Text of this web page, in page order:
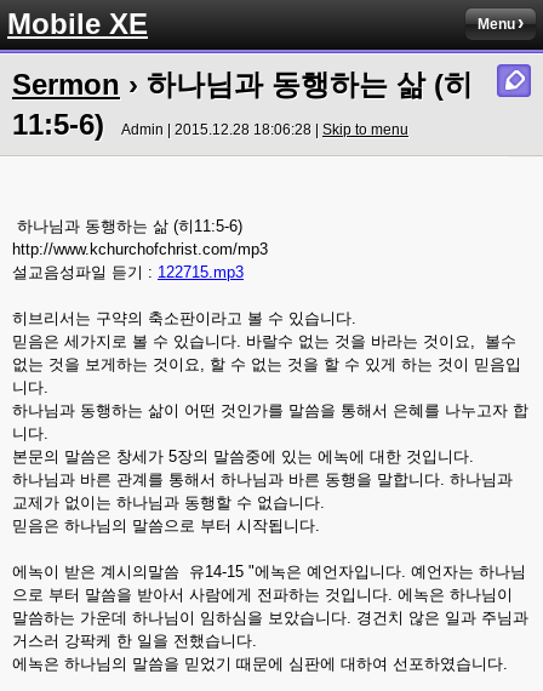
Mobile XE Menu
Sermon › 하나님과 동행하는 삶 (히
11:5-6)
Admin | 2015.12.28 18:06:28 | Skip to menu
하나님과 동행하는 삶 (히11:5-6)
http://www.kchurchofchrist.com/mp3
설교음성파일 듣기 : 122715.mp3
히브리서는 구약의 축소판이라고 볼 수 있습니다.
믿음은 세가지로 볼 수 있습니다. 바랄수 없는 것을 바라는 것이요, 볼수
없는 것을 보게하는 것이요, 할 수 없는 것을 할 수 있게 하는 것이 믿음입
니다.
하나님과 동행하는 삶이 어떤 것인가를 말씀을 통해서 은혜를 나누고자 합
니다.
본문의 말씀은 창세가 5장의 말씀중에 있는 에녹에 대한 것입니다.
하나님과 바른 관계를 통해서 하나님과 바른 동행을 말합니다. 하나님과
교제가 없이는 하나님과 동행할 수 없습니다.
믿음은 하나님의 말씀으로 부터 시작됩니다.
에녹이 받은 계시의말씀 유14-15 "에녹은 예언자입니다. 예언자는 하나님
으로 부터 말씀을 받아서 사람에게 전파하는 것입니다. 에녹은 하나님이
말씀하는 가운데 하나님이 임하심을 보았습니다. 경건치 않은 일과 주님과
거스러 강팍케 한 일을 전했습니다.
에녹은 하나님의 말씀을 믿었기 때문에 심판에 대하여 선포하였습니다.